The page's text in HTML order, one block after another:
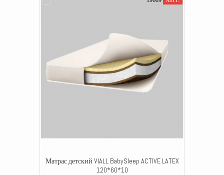
Матрас детский VIALL BabySleep ACTIVE LATEX
120*60*10